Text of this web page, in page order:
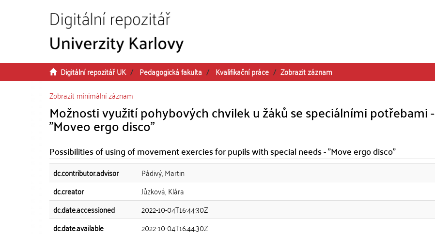
Digitální repozitář UK Pedagogická fakulta Kvalifikační práce
Zobrazit záznam
Zobrazit minimální záznam
Možnosti využití pohybových chvilek u žáků se speciálními potřebami -
"Moveo ergo disco"
Possibilities of using of movement exercies for pupils with special needs - "Move ergo disco"
dc.contributor.advisor
Pádivý, Martin
dc.creator
Jůzková, Klára
dc.date.accessioned
2022-10-04T16:44:30Z
dc.date.available
2022-10-04T16:44:30Z